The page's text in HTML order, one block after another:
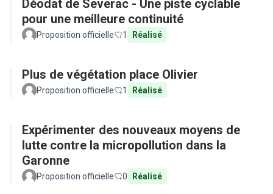
Déodat de Severac - Une piste cyclable
pour une meilleure continuité
Proposition officielle 1 Réalisé
Plus de végétation place Olivier
Proposition officielle 1 Réalisé
Expérimenter des nouveaux moyens de
lutte contre la micropollution dans la
Garonne
Proposition officielle 0 Réalisé